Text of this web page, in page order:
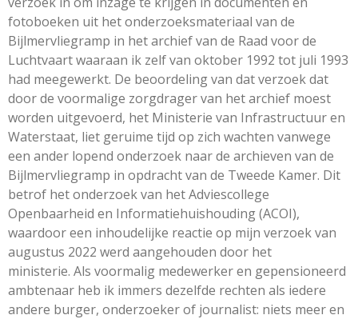
fotoboeken uit het onderzoeksmateriaal van de
Bijlmervliegramp in het archief van de Raad voor de
Luchtvaart waaraan ik zelf van oktober 1992 tot juli 1993
had meegewerkt. De beoordeling van dat verzoek dat
door de voormalige zorgdrager van het archief moest
worden uitgevoerd, het Ministerie van Infrastructuur en
Waterstaat, liet geruime tijd op zich wachten vanwege
een ander lopend onderzoek naar de archieven van de
Bijlmervliegramp in opdracht van de Tweede Kamer. Dit
betrof het onderzoek van het Adviescollege
Openbaarheid en Informatiehuishouding (ACOI),
waardoor een inhoudelijke reactie op mijn verzoek van
augustus 2022 werd aangehouden door het
ministerie. Als voormalig medewerker en gepensioneerd
ambtenaar heb ik immers dezelfde rechten als iedere
andere burger, onderzoeker of journalist: niets meer en